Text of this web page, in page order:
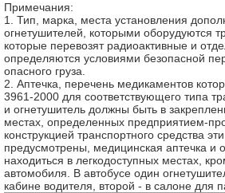
Примечания:
1. Тип, марка, места установления
огнетушителей, которыми оборудуются
которые перевозят радиоактивные и
определяются условиями безопасной
опасного груза.
2. Аптечка, перечень медикаментов
3961-2000 для соответствующего типа
и огнетушитель должны быть в
местах, определенных предприятием-
конструкцией транспортного средства
предусмотрены, медицинская аптечка и
находиться в легкодоступных местах,
автомобиля. В автобусе один
кабине водителя, второй - в салоне для